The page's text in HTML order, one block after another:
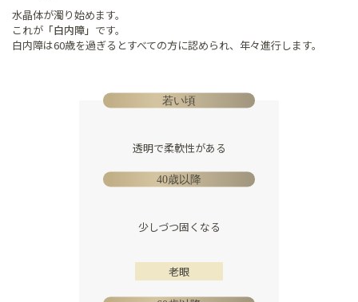
水晶体が濁り始めます。
これが 「白内障」 です。
白内障は60歳を過ぎるとすべての方に認められ、年々進行します。
若い頃
透明で柔軟性がある
40歳以降
少しづつ固くなる
老眼